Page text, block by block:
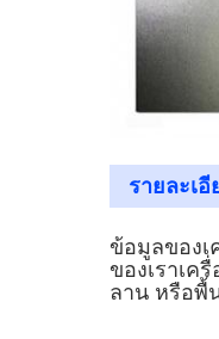
รายละเอี
ข้อมูลของ
ของเราเค
ลาน หรือพื้